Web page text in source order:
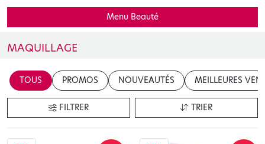
Menu Beauté
MAQUILLAGE
TOUS
PROMOS NOUVEAUTÉS MEILLEURES
FILTRER TRIER